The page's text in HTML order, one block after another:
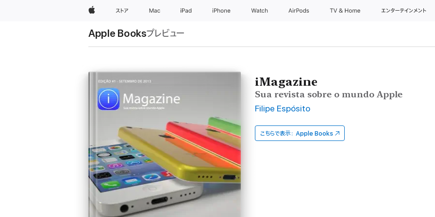
Appleストア Mac iPad iPhone Watch AirPods TV & Home エンターテインメント
Apple Booksプレビュー
iMagazine
Sua revista sobre o mundo Apple
Filipe Espósito
こちらで表示： Apple Books